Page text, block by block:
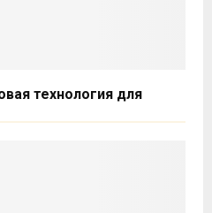
технология для